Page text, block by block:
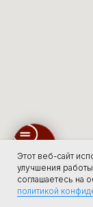
Этот веб-сайт
улучшения
соглашаетесь на
политикой